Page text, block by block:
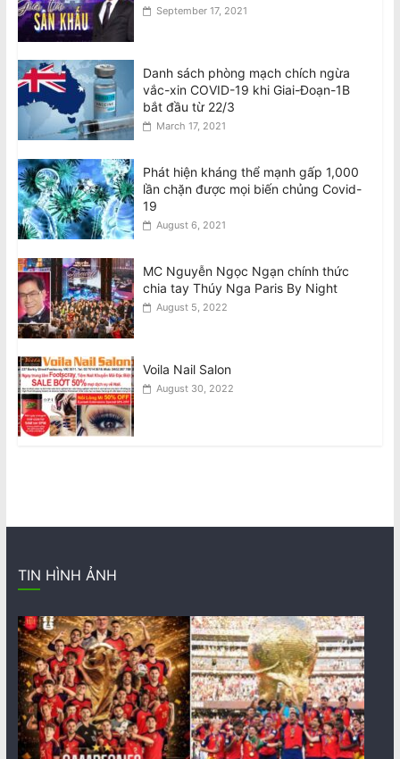
September 17, 2021
Danh sách phòng mạch chích ngừa
vắc-xin COVID-19 khi Giai-Đoạn-1B
bắt đầu từ 22/3
March 17, 2021
Phát hiện kháng thể mạnh gấp 1,000
lần chặn được mọi biến chủng Covid-
19
August 6, 2021
MC Nguyễn Ngọc Ngạn chính thức
chia tay Thúy Nga Paris By Night
August 5, 2022
Voila Nail Salon
August 30, 2022
TIN HÌNH ẢNH